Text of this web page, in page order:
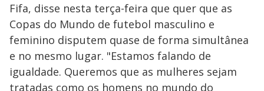
Fifa, disse nesta terça-feira que quer que as
Copas do Mundo de futebol masculino e
feminino disputem quase de forma simultânea
e no mesmo lugar. "Estamos falando de
igualdade. Queremos que as mulheres sejam
tratadas como os homens no mundo do